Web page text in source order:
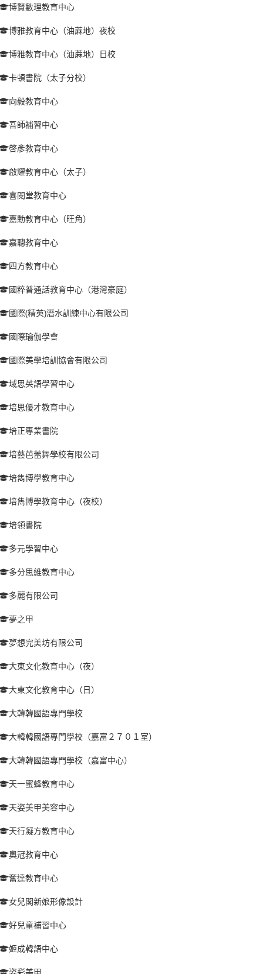
博賢數理教育中心
博雅教育中心（油蔴地）夜校
博雅教育中心（油蔴地）日校
卡頓書院（太子分校）
向毅教育中心
吾師補習中心
啓彥教育中心
啟耀教育中心（太子）
喜閱堂教育中心
嘉勳教育中心（旺角）
嘉聰教育中心
四方教育中心
國粹普通話教育中心（港灣豪庭）
國際(精英)潛水訓練中心有限公司
國際瑜伽學會
國際美學培訓協會有限公司
域思英語學習中心
培思優才教育中心
培正專業書院
培藝芭蕾舞學校有限公司
培雋博學教育中心
培雋博學教育中心（夜校）
培領書院
多元學習中心
多分思維教育中心
多麗有限公司
夢之甲
夢想完美坊有限公司
大東文化教育中心（夜）
大東文化教育中心（日）
大韓韓國語專門學校
大韓韓國語專門學校（嘉富２７０１室）
大韓韓國語專門學校（嘉富中心）
天一蜜蜂教育中心
天姿美甲美容中心
天行凝方教育中心
奧冠教育中心
奮達教育中心
女兒閣新娘形像設計
好兒童補習中心
姬成韓語中心
姿彩美甲